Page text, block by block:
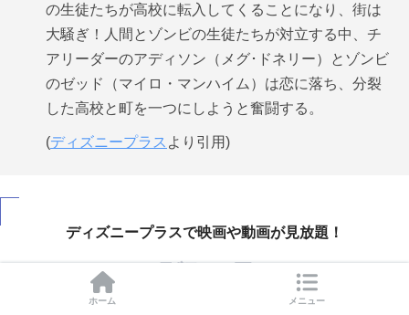
の生徒たちが高校に転入してくることになり、街は
大騒ぎ！人間とゾンビの生徒たちが対立する中、チ
アリーダーのアディソン（メグ･ドネリー）とゾンビ
のゼッド（マイロ・マンハイム）は恋に落ち、分裂
した高校と町を一つにしようと奮闘する。
(ディズニープラス より引用)
ディズニープラスで映画や動画が見放題！
ホーム メニュー